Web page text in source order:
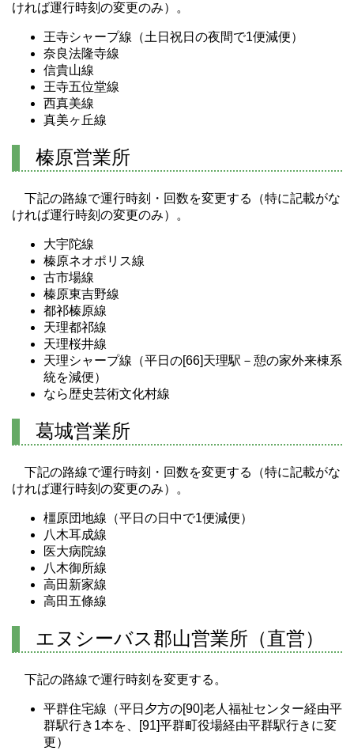
ければ運行時刻の変更のみ）。
王寺シャープ線（土日祝日の夜間で1便減便）
奈良法隆寺線
信貴山線
王寺五位堂線
西真美線
真美ヶ丘線
榛原営業所
下記の路線で運行時刻・回数を変更する（特に記載がな
ければ運行時刻の変更のみ）。
大宇陀線
榛原ネオポリス線
古市場線
榛原東吉野線
都祁榛原線
天理都祁線
天理桜井線
天理シャープ線（平日の[66]天理駅－憩の家外来棟系
統を減便）
なら歴史芸術文化村線
葛城営業所
下記の路線で運行時刻・回数を変更する（特に記載がな
ければ運行時刻の変更のみ）。
橿原団地線（平日の日中で1便減便）
八木耳成線
医大病院線
八木御所線
高田新家線
高田五條線
エヌシーバス郡山営業所（直営）
下記の路線で運行時刻を変更する。
平群住宅線（平日夕方の[90]老人福祉センター経由平
群駅行き1本を、[91]平群町役場経由平群駅行きに変
更）